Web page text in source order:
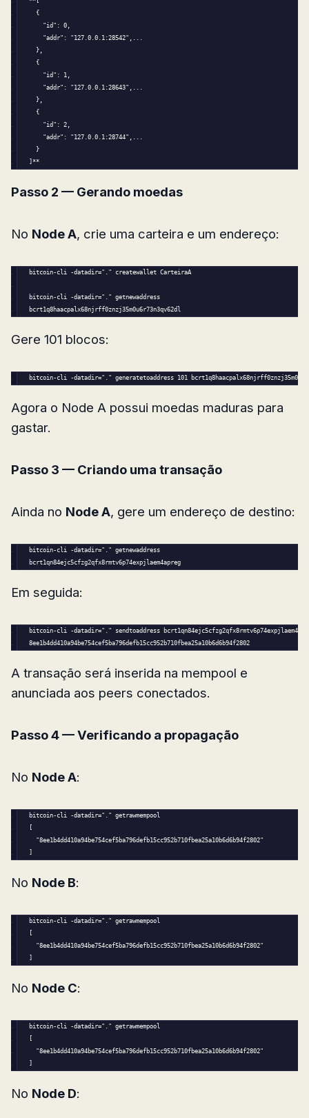
{
"id" : 0
"addr" : "127.0.0.1:28542"
}
{
"id" : 1
"addr" : "127.0.0.1:28643"
}
{
"id" : 2
"addr" : "127.0.0.1:28744"
}
**
Passo 2 — Gerando moedas
No Node A, crie uma carteira e um endereço:
bitcoin-cli -datadir="." createwallet CarteiraA
bitcoin-cli -datadir="." getnewaddress
bcrt1q8haacpalx68njrff0znzj35m0u6r73n3qv62dl
Gere 101 blocos:
bitcoin-cli -datadir="." generatetoaddress 101
Agora o Node A possui moedas maduras para
gastar.
Passo 3 — Criando uma transação
Ainda no Node A, gere um endereço de destino:
bitcoin-cli -datadir="." getnewaddress
bcrt1qn84ejc5cfzg2qfx8rmtv6p74expjlaem4apreg
Em seguida:
bitcoin-cli -datadir="." sendtoaddress
8ee1b4dd410a94be754cef5ba796defb15cc952b710fbea25a10b6d6b94f2802
A transação será inserida na mempool e
anunciada aos peers conectados.
Passo 4 — Verificando a propagação
No Node A:
bitcoin-cli -datadir="." getrawmempool
"8ee1b4dd410a94be754cef5ba796defb15cc952b710fbea25a10b6d6b94f2802"
No Node B:
bitcoin-cli -datadir="." getrawmempool
"8ee1b4dd410a94be754cef5ba796defb15cc952b710fbea25a10b6d6b94f2802"
No Node C:
bitcoin-cli -datadir="." getrawmempool
"8ee1b4dd410a94be754cef5ba796defb15cc952b710fbea25a10b6d6b94f2802"
No Node D: